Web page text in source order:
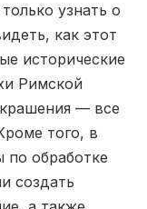
узнать о
как этот
исторические
Римской
— все
того, в
по обработке
создать